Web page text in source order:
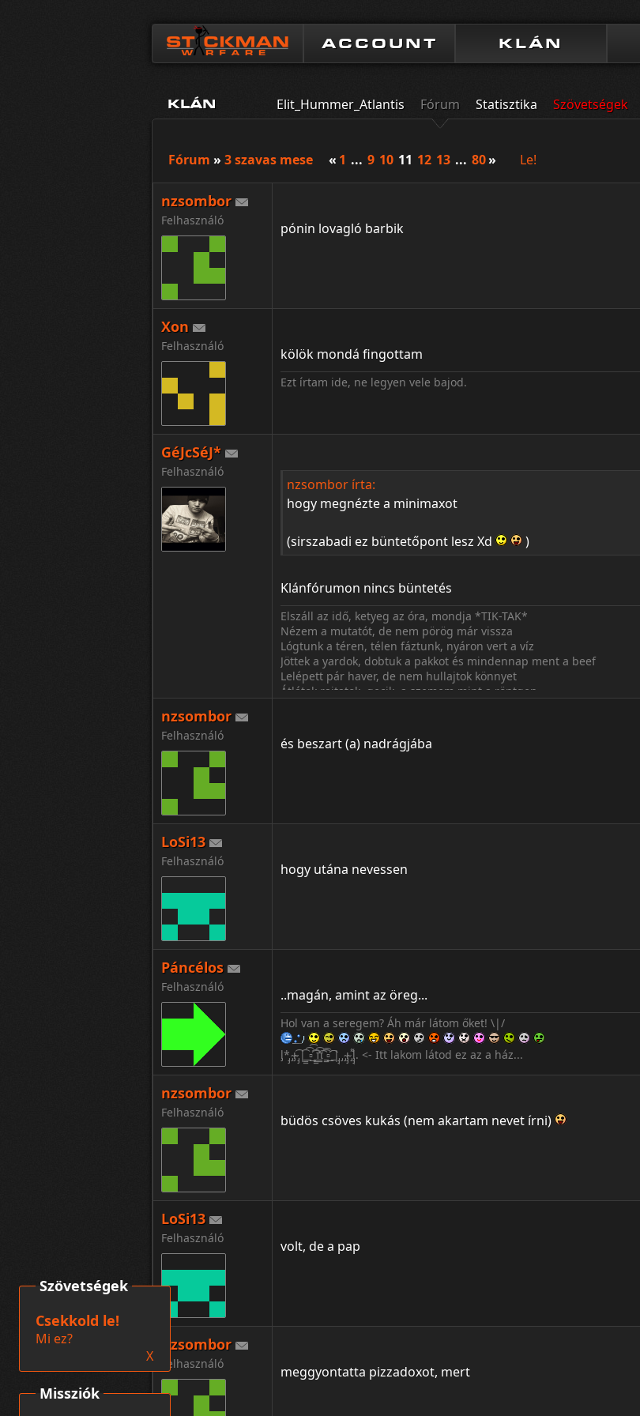
ACCOUNT KLÁN
KLÁN Elit_Hummer_Atlantis Fórum Statisztika Szövetségek
Fórum » 3 szavas mese « 1 ... 9 10 11 12 13 ... 80» Le!
nzsombor
Felhasználó
pónin lovagló barbik
Xon
Felhasználó
kölök mondá fingottam
Ezt írtam ide, ne legyen vele bajod.
GéJcSéJ*
Felhasználó
nzsombor írta:
hogy megnézte a minimaxot
(sirszabadi ez büntetőpont lesz Xd )
Klánfórumon nincs büntetés
Elszáll az idő, ketyeg az óra, mondja *TIK-TAK*
Nézem a mutatót, de nem pörög már vissza
Lógtunk a téren, télen fáztunk, nyáron vert a víz
Jöttek a yardok, dobtuk a pakkot és mindennap ment a beef
Lelépett pár haver, de nem hullajtok könnyet
Átlátok rajtatok, gecik, a szemem mint a röntgen
Tudom, hogy honnan jöttem, a múltat nem tagadom le
Vagyok ki vagyok, a vérem a csapatomér' a torkod harapom el
nzsombor
Felhasználó
és beszart (a) nadrágjába
LoSi13
Felhasználó
hogy utána nevessen
Páncélos
Felhasználó
..magán, amint az öreg...
Hol van a seregem? Áh már látom őket! \|/
l̡*̡̡ ̴̡ı̴̴̡ ̡̡͡|̲̲̲͡͡͡ ̲▫̲͡ ̲̲̲͡͡π̲̲͡͡ ̲̲͡▫̲̲͡͡ ̲|̡̡̡ ̡ ̴̡ı̴̡̡ ̡͌l̡̡̡̡. <- Itt lakom látod ez az a ház...
nzsombor
Felhasználó
büdös csöves kukás (nem akartam nevet írni)
LoSi13
Felhasználó
volt, de a pap
nzsombor
Felhasználó
meggyontatta pizzadoxot, mert
Missziók
Szövetségek
Csekkold le!
Mi ez?
X